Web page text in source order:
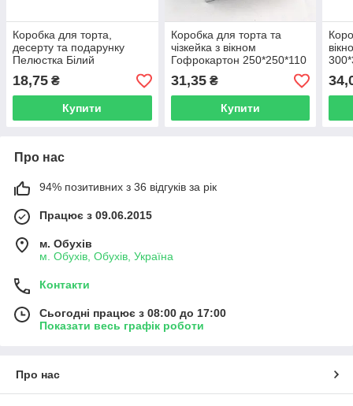
Коробка для торта,
десерту та подарунку
Пелюстка Білий
18,75 ₴
Купити
Коробка для торта та
чізкейка з вікном
Гофрокартон 250*250*110
31,35₴
Купити
Про нас
94% позитивних з 36 відгуків за рік
Працює з 09.06.2015
м. Обухів
м. Обухів, Обухів, Україна
Контакти
Сьогодні працює з 08:00 до 17:00
Показати весь графік роботи
Про нас